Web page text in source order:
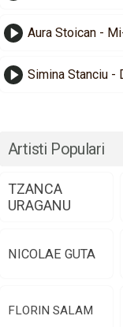
Aura Stoican -
Simina Stanciu -
Artisti Populari
TZANCA
URAGANU
NICOLAE GUTA
FLORIN SALAM